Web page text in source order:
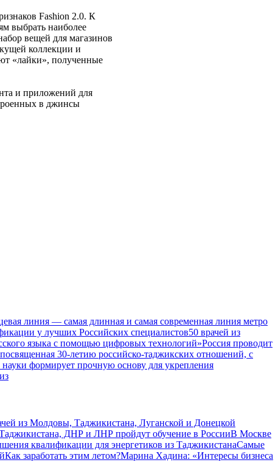
Fashion 2.0. К
выбрать наиболее
вещей для магазинов
коллекции и
«лайки», полученные
и приложений для
в джинсы
линия — самая длинная и самая современная линия метро
у лучших Российских специалистов50 врачей из
языка с помощью цифровых технологий»Россия проводит
30-летию российско-таджикских отношений, с
формирует прочную основу для укрепления
из Молдовы, Таджикистана, Луганской и Донецкой
ДНР и ЛНР пройдут обучение в РоссииВ Москве
квалификации для энергетиков из ТаджикистанаСамые
Как заработать этим летом?Марина Хадина: «Интересы бизнеса